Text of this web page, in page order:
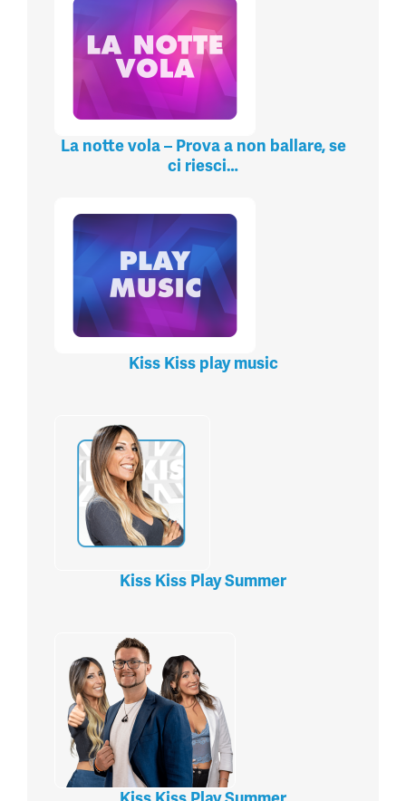
La notte vola – Prova a non ballare, se
ci riesci…
Kiss Kiss play music
Kiss Kiss Play Summer